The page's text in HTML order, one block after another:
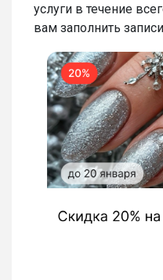
услуги в течение
вам заполнить